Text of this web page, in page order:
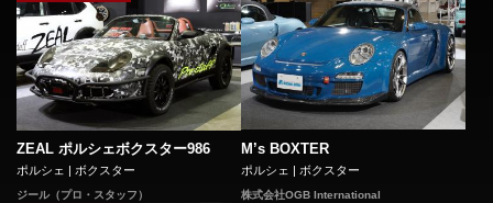
ZEAL ポルシェボクスター986
ポルシェ | ボクスター
ジール（プロ・スタッフ）
M’s BOXTER
ポルシェ | ボクスター
株式会社OGB International